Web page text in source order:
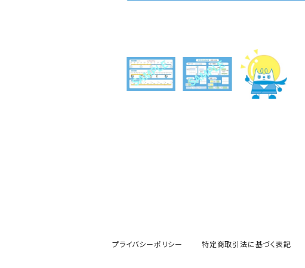
プライバシーポリシー 特定商取引法に基づく表記